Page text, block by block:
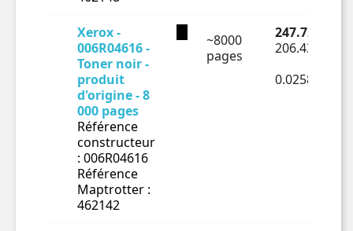
Xerox -
006R04616 -
Toner noir -
produit
d'origine - 8
000 pages
Référence
constructeur
: 006R04616
Référence
Maptrotter :
462142
~8000
pages
247.72 € TTC
206.43 € HT
0.0258€ HT/